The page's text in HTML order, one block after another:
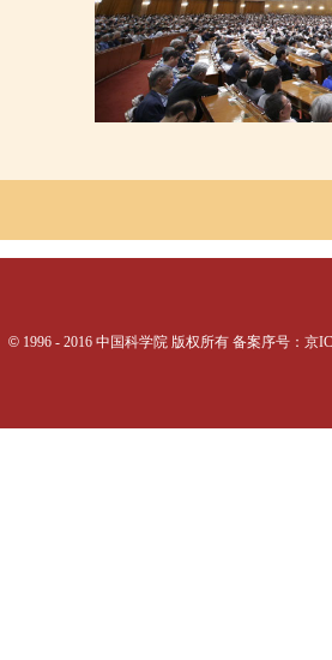
© 1996 - 2016 中国科学院 版权所有 备案序号：京